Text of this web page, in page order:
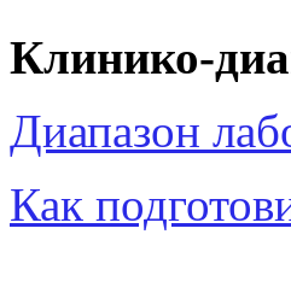
Клинико-
Диапазон
Как